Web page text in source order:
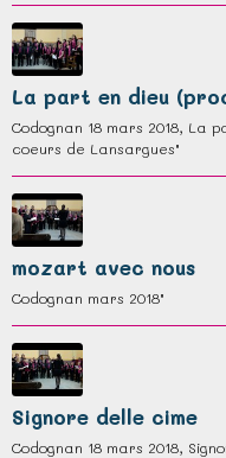
La part en dieu
Codognan 18 mars 2018,
coeurs de Lansargues"
mozart avec nous
Codognan mars 2018"
Signore delle cime
Codognan 18 mars 2018,